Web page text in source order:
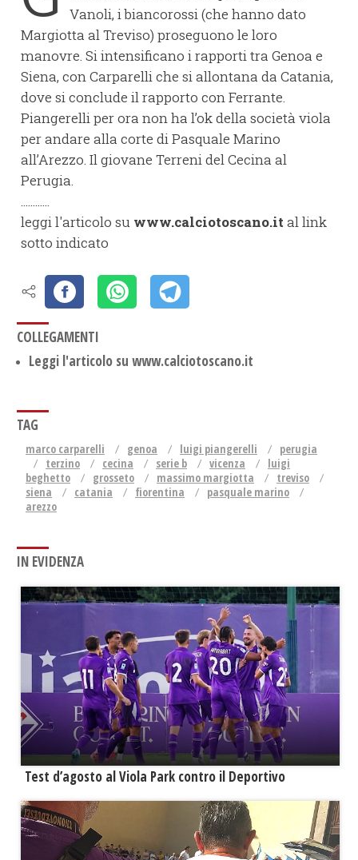
Vanoli, i biancorossi (che hanno dato
Margiotta al Treviso) proseguono le loro
manovre. Si intensificano i rapporti tra Genoa e
Siena, con Carparelli che si allontana da Catania,
dove si conclude il rapporto con Ferrante.
Piangerelli per ora non ha l’ok della società viola
per andare alla corte di Pasquale Marino
all’Arezzo. Il giovane Terreni del Cecina al
Perugia.
............
leggi l'articolo su www.calciotoscano.it al link
sotto indicato
COLLEGAMENTI
Leggi l'articolo su www.calciotoscano.it
TAG
marco carparelli genoa luigi piangerelli
perugia
terzino
cecina serie b vicenza
luigi
beghetto
grosseto massimo margiotta
treviso
siena
catania fiorentina
pasquale marino
arezzo
IN EVIDENZA
Test d’agosto al Viola Park contro il Deportivo